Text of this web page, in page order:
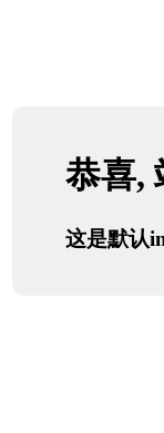
恭喜,
这是默认